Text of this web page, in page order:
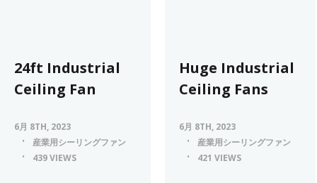
24ft Industrial
Ceiling Fan
6月 8TH, 2023
産業用シーリングファン
439 VIEWS
Huge Industrial
Ceiling Fans
6月 8TH, 2023
産業用シーリングファン
421 VIEWS